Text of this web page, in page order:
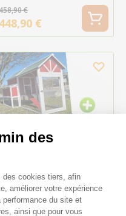
des
du
des cookies tiers, afin
améliorer votre expérience
performance du site et
ainsi que pour vous
€
448,90 €
Deluxe rouge
toit shingle vert 10 à 12